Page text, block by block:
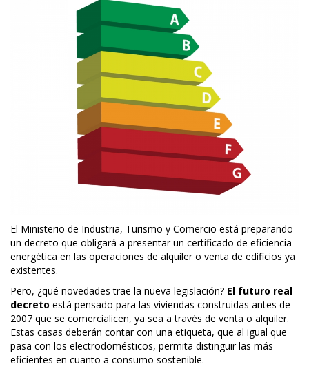
El Ministerio de Industria, Turismo y Comercio está preparando
un decreto que obligará a presentar un certificado de eficiencia
energética en las operaciones de alquiler o venta de edificios ya
existentes.
Pero, ¿qué novedades trae la nueva legislación? El futuro real
decreto está pensado para las viviendas construidas antes de
2007 que se comercialicen, ya sea a través de venta o alquiler.
Estas casas deberán contar con una etiqueta, que al igual que
pasa con los electrodomésticos, permita distinguir las más
eficientes en cuanto a consumo sostenible.